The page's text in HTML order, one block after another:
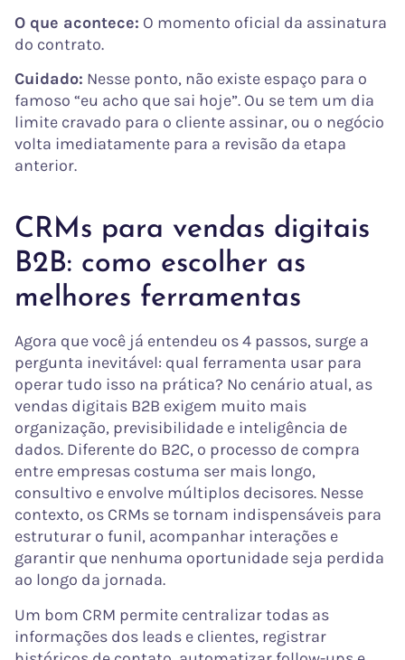
O que acontece: O momento oficial da assinatura
do contrato.
Cuidado: Nesse ponto, não existe espaço para o
famoso “eu acho que sai hoje”. Ou se tem um dia
limite cravado para o cliente assinar, ou o negócio
volta imediatamente para a revisão da etapa
anterior.
CRMs para vendas digitais
B2B: como escolher as
melhores ferramentas
Agora que você já entendeu os 4 passos, surge a
pergunta inevitável: qual ferramenta usar para
operar tudo isso na prática? No cenário atual, as
vendas digitais B2B exigem muito mais
organização, previsibilidade e inteligência de
dados. Diferente do B2C, o processo de compra
entre empresas costuma ser mais longo,
consultivo e envolve múltiplos decisores. Nesse
contexto, os CRMs se tornam indispensáveis para
estruturar o funil, acompanhar interações e
garantir que nenhuma oportunidade seja perdida
ao longo da jornada.
Um bom CRM permite centralizar todas as
informações dos leads e clientes, registrar